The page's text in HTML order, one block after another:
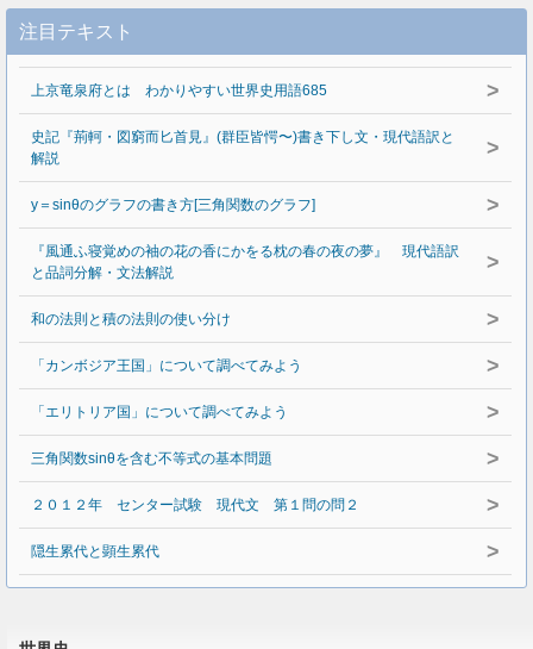
注目テキスト
上京竜泉府とは わかりやすい世界史用語685 >
史記『荊軻・図窮而匕首見』(群臣皆愕〜)書き下し文・現代語訳と
解説
>
y＝sinθのグラフの書き方[三角関数のグラフ] >
『風通ふ寝覚めの袖の花の香にかをる枕の春の夜の夢』 現代語訳
と品詞分解・文法解説
>
和の法則と積の法則の使い分け >
「カンボジア王国」について調べてみよう >
「エリトリア国」について調べてみよう >
三角関数sinθを含む不等式の基本問題 >
２０１２年 センター試験 現代文 第１問の問２ >
隠生累代と顕生累代 >